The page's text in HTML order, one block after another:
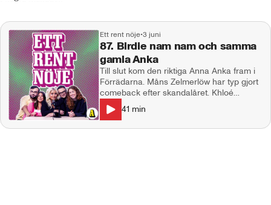
Ett rent nöje•3 juni
87. Birdie nam nam och samma
gamla Anka
Till slut kom den riktiga Anna Anka fram i
Förrädarna. Måns Zelmerlöw har typ gjort
comeback efter skandalåret. Khloé
Kardashian har tvingat sitt ex att sterilisera
sig och en Hollywoodstjärnas barn har
41 min